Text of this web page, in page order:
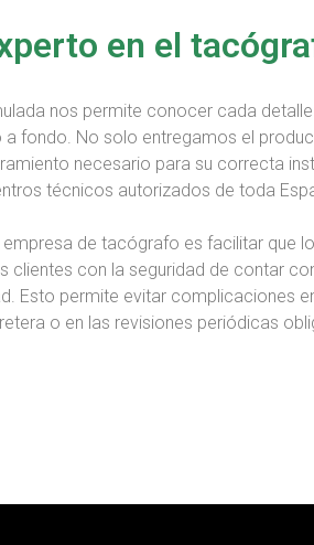
en el
nos permite conocer cada
fondo. No solo entregamos el
necesario para su correcta
técnicos autorizados de toda
de tacógrafo es facilitar que
clientes con la seguridad de contar
Esto permite evitar complicaciones
o en las revisiones periódicas